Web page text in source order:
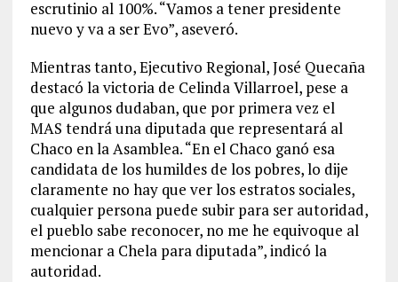
escrutinio al 100%. “Vamos a tener presidente
nuevo y va a ser Evo”, aseveró.
Mientras tanto, Ejecutivo Regional, José Quecaña
destacó la victoria de Celinda Villarroel, pese a
que algunos dudaban, que por primera vez el
MAS tendrá una diputada que representará al
Chaco en la Asamblea. “En el Chaco ganó esa
candidata de los humildes de los pobres, lo dije
claramente no hay que ver los estratos sociales,
cualquier persona puede subir para ser autoridad,
el pueblo sabe reconocer, no me he equivoque al
mencionar a Chela para diputada”, indicó la
autoridad.